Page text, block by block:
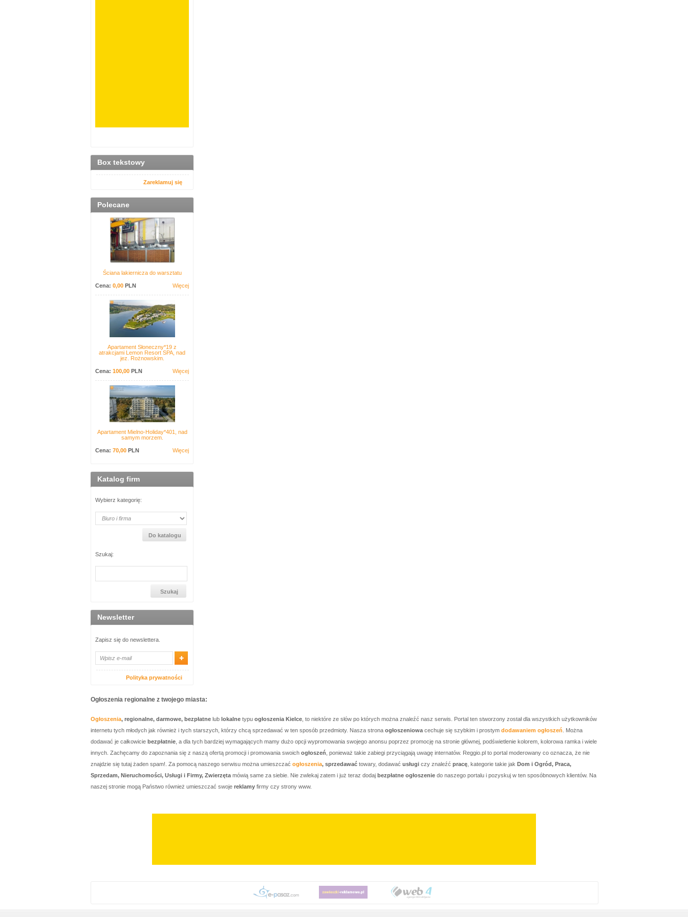
Box tekstowy
Zareklamuj się
Polecane
Ściana lakiernicza do warsztatu
Cena: 0,00 PLN Więcej
Apartament Słoneczny*19 z
atrakcjami Lemon Resort SPA, nad
jez. Rożnowskim.
Cena: 100,00 PLN Więcej
Apartament Mielno-Holiday*401, nad
samym morzem.
Cena: 70,00 PLN Więcej
Katalog firm
Wybierz kategorię:
Szukaj:
Newsletter
Zapisz się do newslettera.
Polityka prywatności
Ogłoszenia regionalne z twojego miasta:
Ogłoszenia, regionalne, darmowe, bezpłatne lub lokalne typu ogłoszenia Kielce , to niektóre ze słów po których można znaleźć nasz serwis. Portal ten stworzony został dla wszystkich użytkowników
internetu tych młodych jak również i tych starszych, którzy chcą sprzedawać w ten sposób przedmioty. Nasza strona ogłoszeniowa cechuje się szybkim i prostym dodawaniem ogłoszeń . Można
dodawać je całkowicie bezpłatnie , a dla tych bardziej wymagających mamy dużo opcji wypromowania swojego anonsu poprzez promocję na stronie głównej, podświetlenie kolorem, kolorowa ramka i wiele
innych. Zachęcamy do zapoznania się z naszą ofertą promocji i promowania swoich ogłoszeń , ponieważ takie zabiegi przyciągają uwagę internatów. Reggio.pl to portal moderowany co oznacza, że nie
znajdzie się tutaj żaden spam!. Za pomocą naszego serwisu można umieszczać ogłoszenia, sprzedawać towary, dodawać usługi czy znaleźć pracę , kategorie takie jak Dom i Ogród, Praca,
Sprzedam, Nieruchomości, Usługi i Firmy, Zwierzęta mówią same za siebie. Nie zwlekaj zatem i już teraz dodaj bezpłatne ogłoszenie do naszego portalu i pozyskuj w ten sposóbnowych klientów. Na
naszej stronie mogą Państwo również umieszczać swoje reklamy firmy czy strony www.